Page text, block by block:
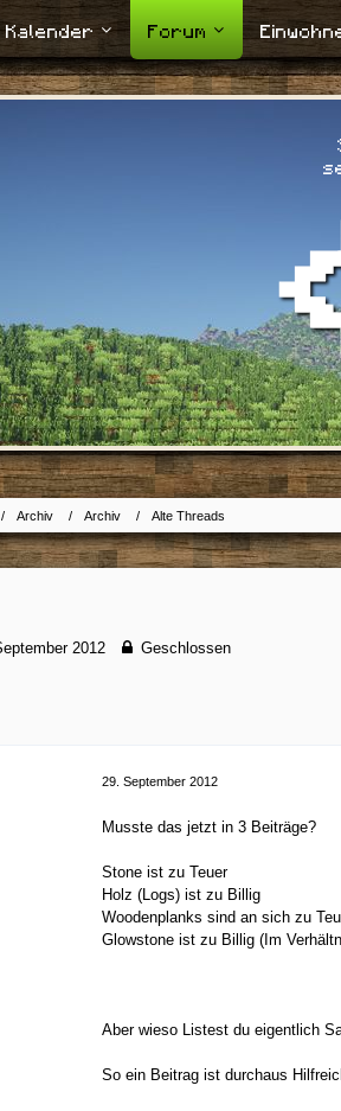
Forum
Archiv Archiv Alte Threads
2012 Geschlossen
29. September 2012
Musste das jetzt in 3 Beiträge?
Stone ist zu Teuer
Holz (Logs) ist zu Billig
Woodenplanks sind an sich zu
Glowstone ist zu Billig (Im
Aber wieso Listest du eigentlich
So ein Beitrag ist durchaus